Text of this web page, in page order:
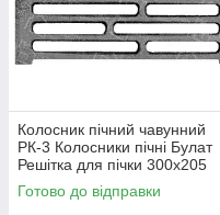
Колосник пічний чавунний
РК-3 Колосники пічні Булат
Решітка для пічки 300x205
мм Колонікові решітки
Готово до відправки